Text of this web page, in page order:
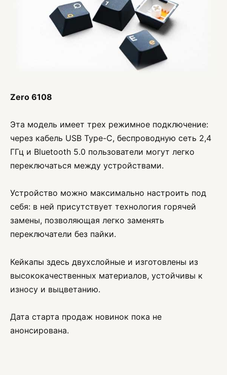
Zero 6108
Эта модель имеет трех режимное подключение:
через кабель USB Type-C, беспроводную сеть 2,4
ГГц и Bluetooth 5.0 пользователи могут легко
переключаться между устройствами.
Устройство можно максимально настроить под
себя: в ней присутствует технология горячей
замены, позволяющая легко заменять
переключатели без пайки.
Кейкапы здесь двухслойные и изготовлены из
высококачественных материалов, устойчивы к
износу и выцветанию.
Дата старта продаж новинок пока не
анонсирована.